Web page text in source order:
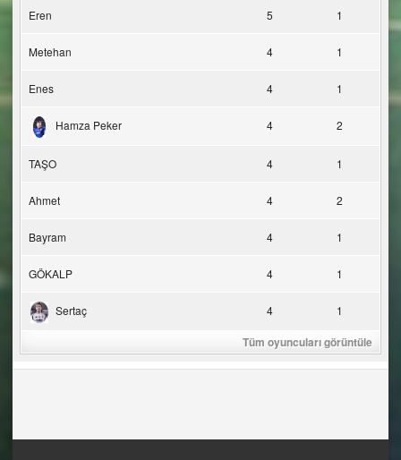
Eren 5 1
Metehan 4 1
Enes 4 1
Hamza Peker 4 2
TAŞO 4 1
Ahmet 4 2
Bayram 4 1
GÖKALP 4 1
Sertaç 4 1
Tüm oyuncuları görüntüle